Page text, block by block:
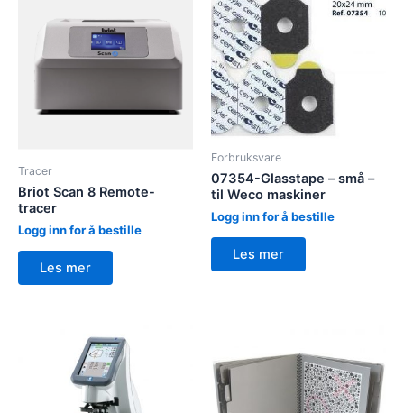
Tracer
Briot Scan 8 Remote-
tracer
Logg inn for å bestille
Les mer
Forbruksvare
07354-Glasstape – små –
til Weco maskiner
Logg inn for å bestille
Les mer